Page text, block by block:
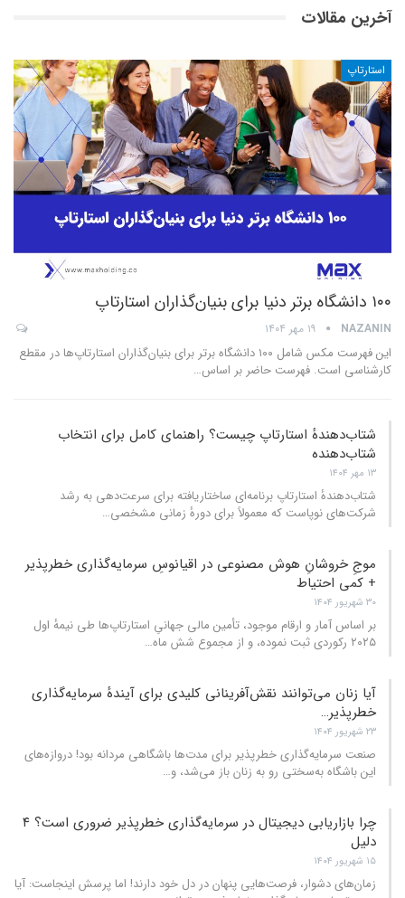
آخرین مقالات
استارتاپ
۱۰۰ دانشگاه برتر دنیا برای بنیان‌گذاران استارتاپ
NAZANIN ۱۹ مهر ۱۴۰۴
این فهرست مکس شامل ۱۰۰ دانشگاه برتر برای بنیان‌گذاران استارتاپ‌ها در مقطع
کارشناسی است. فهرست حاضر بر اساس…
شتاب‌دهندهٔ استارتاپ چیست؟ راهنمای کامل برای انتخاب
شتا‌ب‌دهنده
۱۳ مهر ۱۴۰۴
شتاب‌دهندهٔ استارتاپ برنامه‌ای ساختاریافته برای سرعت‌دهی به رشد
شرکت‌های نوپاست که معمولاً برای دورهٔ زمانی مشخصی…
موجِ خروشانِ هوش مصنوعی در اقیانوسِ سرمایه‌گذاری خطرپذیر
+ کمی احتیاط
۳۰ شهریور ۱۴۰۴
بر اساس آمار و ارقام موجود، تأمین مالی جهانیِ استارتاپ‌ها طی نیمهٔ اول
۲۰۲۵ رکوردی ثبت نموده، و از مجموع شش ماه
…
آیا زنان می‌توانند نقش‌آفرینانی کلیدی برای آیندهٔ سرمایه‌گذاری
خطرپذیر…
۲۳ شهریور ۱۴۰۴
صنعت سرمایه‌گذاری خطرپذیر برای مدت‌ها باشگاهی مردانه بود! دروازه‌های
این باشگاه به‌سختی رو به زنان باز می‌شد، و…
چرا بازاریابی دیجیتال در سرمایه‌گذاری خطرپذیر ضروری است؟ ۴
دلیل
۱۵ شهریور ۱۴۰۴
زمان‌های دشوار، فرصت‌هایی پنهان در دل خود دارند! اما پرسش اینجاست: آیا